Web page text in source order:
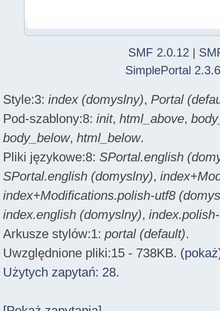
SMF 2.0.12 |
SimplePortal
Style:3: index (domyslny), Portal
Pod-szablony:8: init, html_above,
body_below, html_below.
Pliki językowe:8: SPortal.english
SPortal.english (domyslny),
index+Modifications.polish-utf8
index.english (domyslny),
Arkusze stylów:1: portal (default).
Uwzględnione pliki:15 - 738KB. (pokaż
Użytych zapytań: 28.